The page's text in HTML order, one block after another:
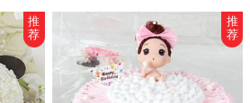
推
荐
推
荐